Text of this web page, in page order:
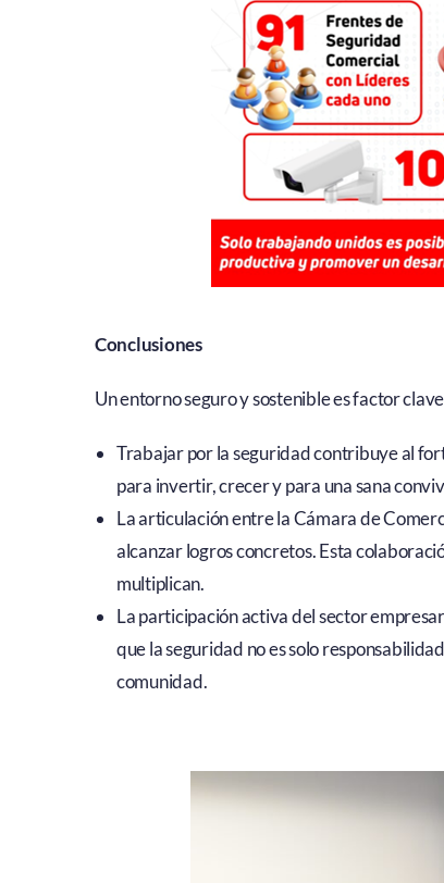
Conclusiones
Un entorno seguro y sostenible es factor
Trabajar por la seguridad contribuye al
para invertir, crecer y para una sana
La articulación entre la Cámara de
alcanzar logros concretos. Esta
multiplican.
La participación activa del sector
que la seguridad no es solo
comunidad.